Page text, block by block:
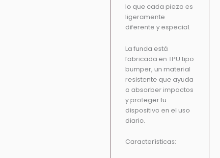
lo que cada pieza es
ligeramente
diferente y especial.
La funda está
fabricada en TPU tipo
bumper, un material
resistente que ayuda
a absorber impactos
y proteger tu
dispositivo en el uso
diario.
Características: